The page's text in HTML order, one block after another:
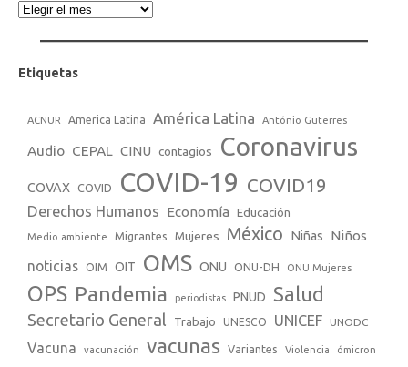
Etiquetas
ACNUR America Latina América Latina António Guterres
Audio CEPAL CINU contagios Coronavirus
COVAX COVID COVID-19 COVID19
Derechos Humanos Economía Educación
Medio ambiente Migrantes Mujeres México Niñas Niños
noticias OIM OIT OMS ONU ONU-DH ONU Mujeres
OPS Pandemia periodistas PNUD Salud
Secretario General Trabajo UNESCO UNICEF UNODC
Vacuna vacunación vacunas Variantes Violencia ómicron